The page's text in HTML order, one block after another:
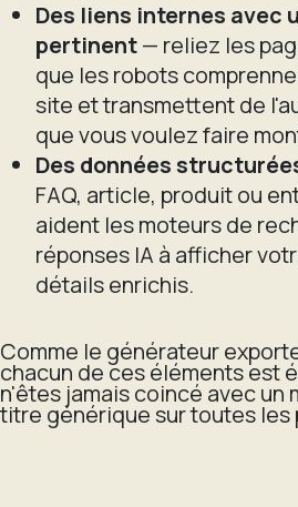
Des liens internes avec
pertinent— reliez les
que les robots
site et transmettent de
que vous voulez faire
Des données
FAQ, article, produit ou
aident les moteurs de
réponses IA à afficher
détails enrichis.
Comme le générateur
chacun de ces éléments est
n'êtes jamais coincé avec un
titre générique sur toutes les